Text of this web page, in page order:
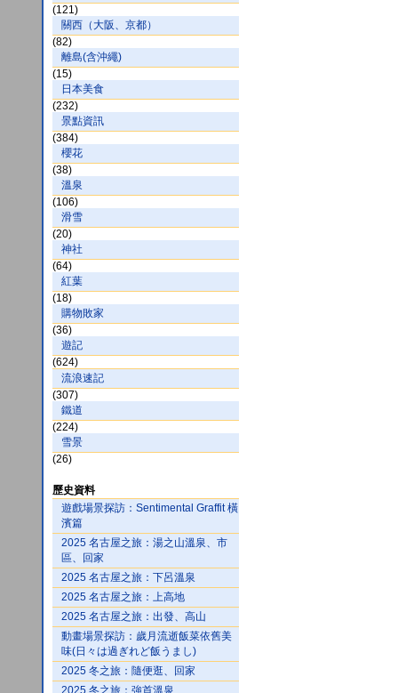
(121)
關西（大阪、京都）
(82)
離島(含沖繩)
(15)
日本美食
(232)
景點資訊
(384)
櫻花
(38)
溫泉
(106)
滑雪
(20)
神社
(64)
紅葉
(18)
購物敗家
(36)
遊記
(624)
流浪速記
(307)
鐵道
(224)
雪景
(26)
歷史資料
遊戲場景探訪：Sentimental Graffit 橫
濱篇
2025 名古屋之旅：湯之山溫泉、市
區、回家
2025 名古屋之旅：下呂溫泉
2025 名古屋之旅：上高地
2025 名古屋之旅：出發、高山
動畫場景探訪：歲月流逝飯菜依舊美
味(日々は過ぎれど飯うまし)
2025 冬之旅：隨便逛、回家
2025 冬之旅：強首溫泉